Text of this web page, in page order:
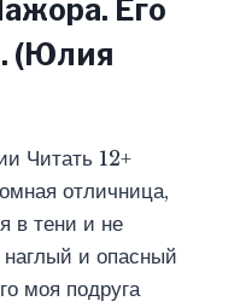
Его
(Юлия
Читать 12+
отличница,
в тени и не
и опасный
моя подруга